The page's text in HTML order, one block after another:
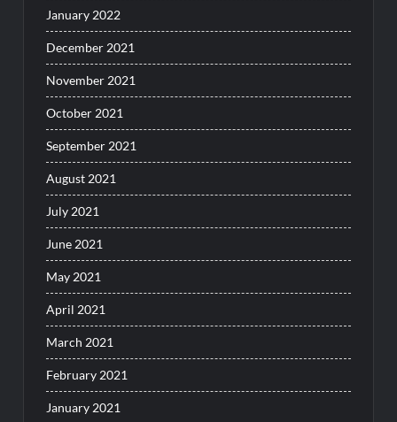
January 2022
December 2021
November 2021
October 2021
September 2021
August 2021
July 2021
June 2021
May 2021
April 2021
March 2021
February 2021
January 2021